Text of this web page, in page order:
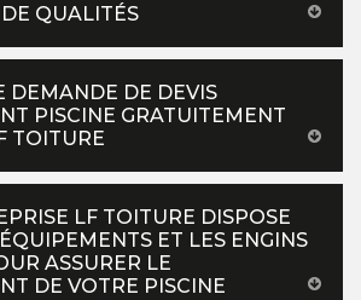
QUALITÉS
DEMANDE DE DEVIS
PISCINE GRATUITEMENT
TOITURE
LF TOITURE DISPOSE
ET LES ENGINS
ASSURER LE
DE VOTRE PISCINE